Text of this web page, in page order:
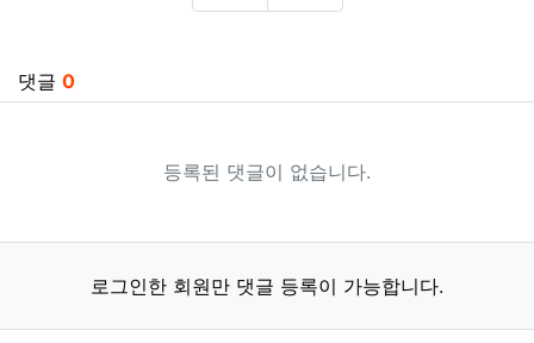
추천
비추천
댓글 0
등록된 댓글이 없습니다.
로그인한 회원만 댓글 등록이 가능합니다.